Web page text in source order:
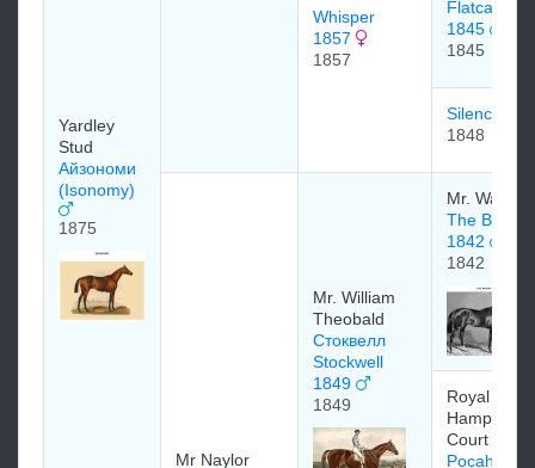
Yardley
Stud
Айзономи
(Isonomy)
1875
Whisper
1857
1857
Flatcatcher
1845
1845
Silence
1848
Mr Naylor
Mr. William
Theobald
Стоквелл
Stockwell
1849
1849
Mr. Watts
The Baron
1842
1842
Royal Stud
Hampton
Court
Pocahontas